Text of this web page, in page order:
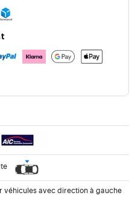
véhicules avec direction à gauche